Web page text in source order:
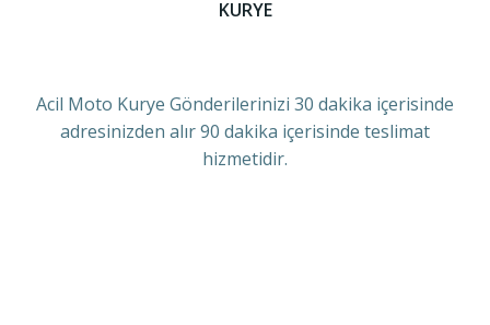
KURYE
Acil Moto Kurye Gönderilerinizi 30 dakika içerisinde
adresinizden alır 90 dakika içerisinde teslimat
hizmetidir.